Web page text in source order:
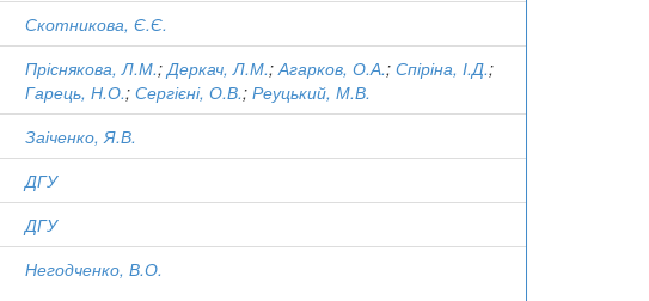
Скотникова, Є.Є.
Пріснякова, Л.М.;Деркач, Л.М.;Агарков, О.А.; Спіріна, І.Д.;
Гарець, Н.О.; Сергієні, О.В.; Реуцький, М.В.
Заіченко, Я.В.
ДГУ
ДГУ
Негодченко, В.О.